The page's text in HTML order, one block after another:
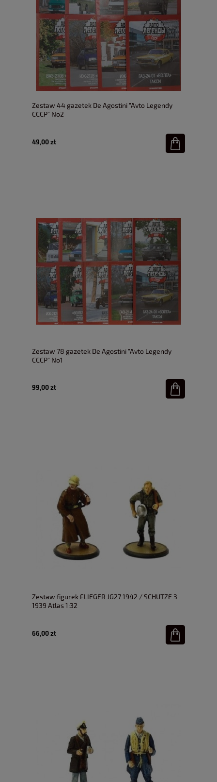
Zestaw 44 gazetek De Agostini "Avto Legendy
CCCP" No2
49,00 zł
Zestaw 78 gazetek De Agostini "Avto Legendy
CCCP" No1
99,00 zł
Zestaw figurek FLIEGER JG27 1942 / SCHUTZE 3
1939 Atlas 1:32
66,00 zł